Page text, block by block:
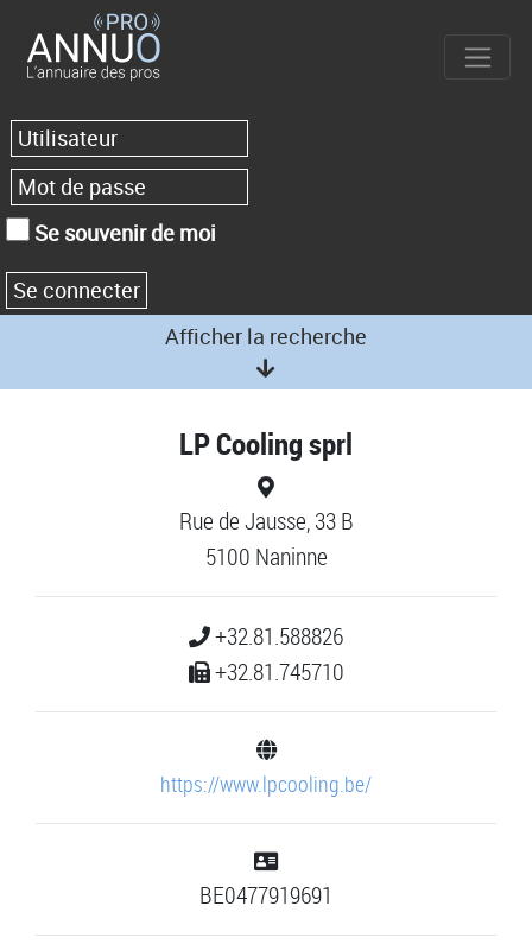
Se souvenir de moi
Afficher la recherche
LP Cooling sprl
Rue de Jausse, 33 B
5100 Naninne
+32.81.588826
+32.81.745710
https://www.lpcooling.be/
BE0477919691